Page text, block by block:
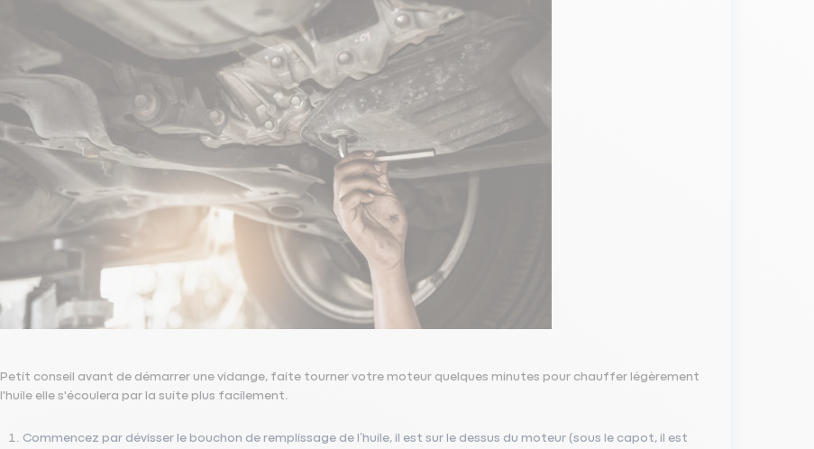
Petit conseil avant de démarrer une vidange, faite tourner votre moteur quelques minutes pour chauffer légèrement
l'huile elle s'écoulera par la suite plus facilement.
Commencez par dévisser le bouchon de remplissage de l’huile, il est sur le dessus du moteur (sous le capot, il est